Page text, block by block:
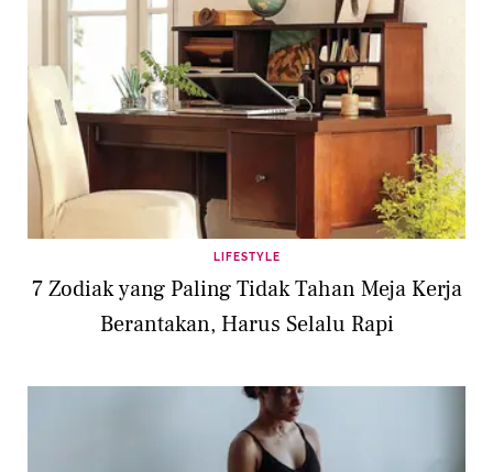
LIFESTYLE
7 Zodiak yang Paling Tidak Tahan Meja Kerja
Berantakan, Harus Selalu Rapi